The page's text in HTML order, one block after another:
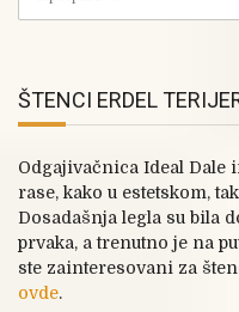
ŠTENCI ERDEL
Odgajivačnica Ideal Dale
rase, kako u estetskom,
Dosadašnja legla su bila
prvaka, a trenutno je na
ste zainteresovani za
ovde.